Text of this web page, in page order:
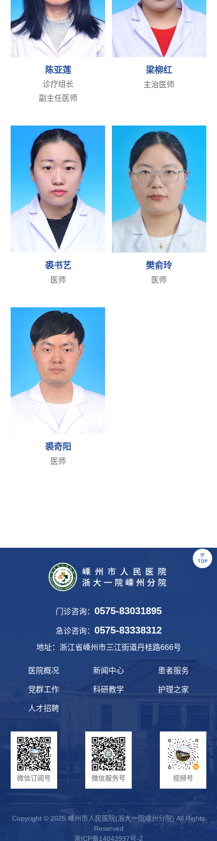
陈亚莲
诊疗组长
副主任医师
梁柳红
主治医师
裘书艺
医师
樊俞玲
医师
裘奇阳
医师
门诊咨询： 0575-83031895
急诊咨询： 0575-83338312
地址：浙江省嵊州市三江街道丹桂路666号
医院概况 新闻中心 患者服务
党群工作 科研教学 护理之家
人才招聘
微信订阅号 微信服务号 视频号
Copyright © 2025 嵊州市人民医院(浙大一院嵊州分院) All Rights
Reserved
浙ICP备14043997号-2